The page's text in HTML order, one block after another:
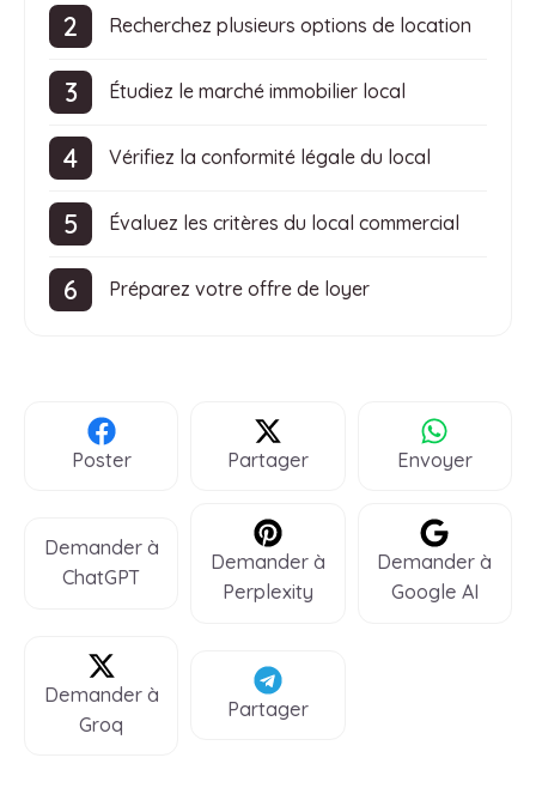
Recherchez plusieurs options de location
Étudiez le marché immobilier local
Vérifiez la conformité légale du local
Évaluez les critères du local commercial
Préparez votre offre de loyer
Poster Partager Envoyer
Demander à
ChatGPT
Demander à
Perplexity
Demander à
Google AI
Demander à
Groq
Partager